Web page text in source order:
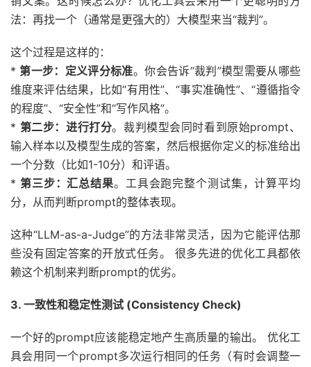
法：再找一个（通常是更强大的）大模型来当“裁判”。
这个过程是这样的：
*第一步：定义评分标准。你会告诉“裁判”模型需要从哪些
维度来评估结果，比如“有用性”、“事实准确性”、“遵循指令
的程度”、“安全性”和“写作风格”。
* 第二步：进行打分。裁判模型会同时看到原始prompt、
输入样本以及模型生成的答案，然后根据你定义的标准给出
一个分数（比如1-10分）和评语。
* 第三步：汇总结果。工具会跑完整个测试集，计算平均
分，从而判断prompt的整体表现。
这种“LLM-as-a-Judge”的方法非常灵活，因为它能评估那
些没有固定答案的开放式任务。 很多先进的优化工具都依
赖这个机制来判断prompt的优劣。
3. 一致性和稳定性测试 (Consistency Check)
一个好的prompt应该能稳定地产生高质量的输出。 优化工
具会用同一个prompt多次运行相同的任务（有时会调整一